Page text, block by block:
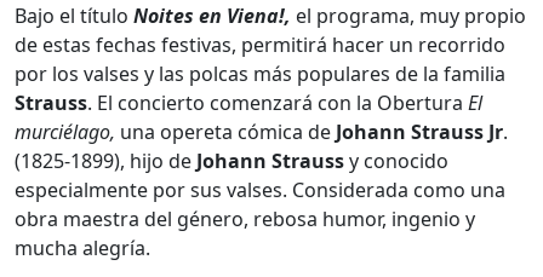
Bajo el título Noites en Viena!, el programa, muy propio
de estas fechas festivas, permitirá hacer un recorrido
por los valses y las polcas más populares de la familia
Strauss. El concierto comenzará con la Obertura El
murciélago, una opereta cómica de Johann Strauss Jr.
(1825-1899), hijo de Johann Straussy conocido
especialmente por sus valses. Considerada como una
obra maestra del género, rebosa humor, ingenio y
mucha alegría.